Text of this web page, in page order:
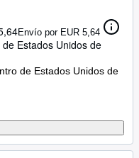
Envío por EUR 5,64
Estados Unidos de
de Estados Unidos de